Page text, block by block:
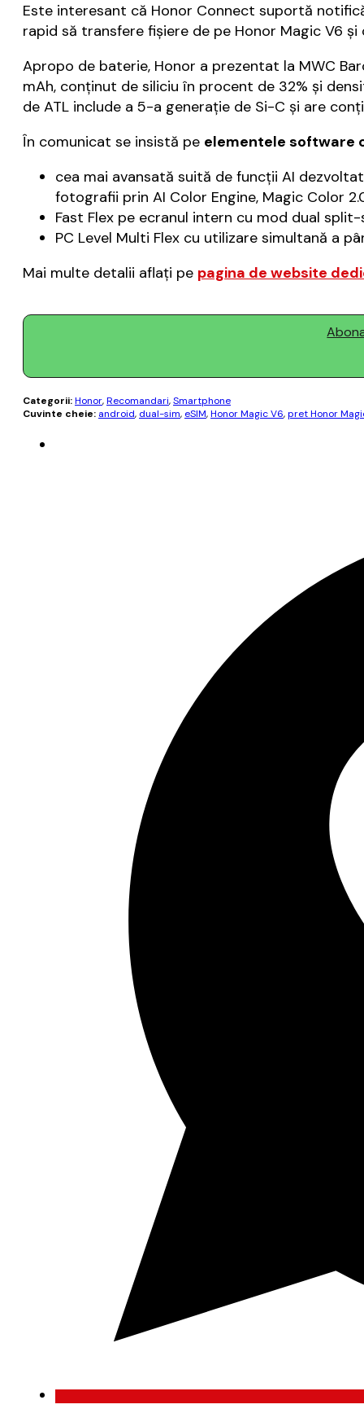
Este interesant că Honor Connect suportă
rapid să transfere fișiere de pe Honor Magic V6
Apropo de baterie, Honor a prezentat la MWC
mAh, conținut de siliciu în procent de 32% și
de ATL include a 5-a generație de Si-C și are
În comunicat se insistă pe elementele software
cea mai avansată suită de funcții AI
fotografii prin AI Color Engine, Magic Color
Fast Flex pe ecranul intern cu mod dual
PC Level Multi Flex cu utilizare simultană a
Mai multe detalii aflați pe pagina de website
Categorii:Honor,Recomandari,Smartphone
Cuvinte cheie: android, dual-sim, eSIM,Honor Magic V6,pret Honor